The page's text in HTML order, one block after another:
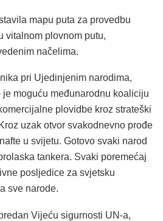
mapu puta za provedbu
vitalnom plovnom putu,
načelima.
pri Ujedinjenim narodima,
moguću međunarodnu koaliciju
plovidbe kroz strateški
uzak otvor svakodnevno prođe
u svijetu. Gotovo svaki narod
tankera. Svaki poremećaj
posljedice za svjetsku
sve narode.
Vijeću sigurnosti UN-a,